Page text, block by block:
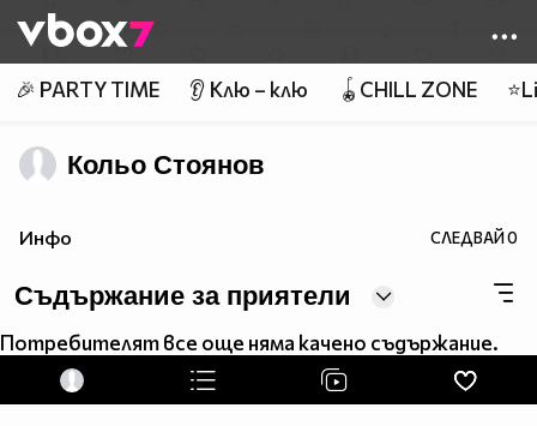
👾
🎉 PARTY TIME 👂 Клю – клю 🪀CHILL ZONE
Кольо Стоянов
Инфо СЛЕДВАЙ0
Съдържание за приятели
Потребителят все още няма качено съдържание.